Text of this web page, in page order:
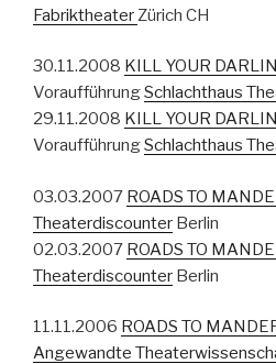
Fabriktheater Zürich CH
30.11.2008 KILL YOUR
VoraufführungSchlachthaus
29.11.2008 KILL YOUR
VoraufführungSchlachthaus
03.03.2007 ROADS TO
Theaterdiscounter Berlin
02.03.2007 ROADS TO
Theaterdiscounter Berlin
11.11.2006 ROADS TO
Angewandte